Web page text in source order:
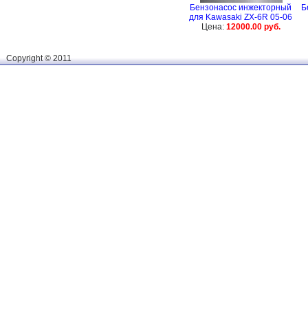
Бензонасос инжекторный
для Kawasaki ZX-6R 05-06
Цена: 12000.00 руб.
Сopyright © 2011